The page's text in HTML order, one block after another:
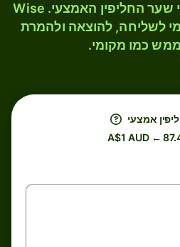
המירו AUD ל- BDT לפי שער החליפין האמצעי. Wise
לשליחה, להוצאה ולהמרת
כמו מקומי.
אמצעי
A$1 AUD ←